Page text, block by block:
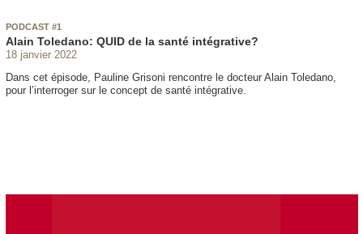
PODCAST #1
Alain Toledano: QUID de la santé intégrative?
18 janvier 2022
Dans cet épisode, Pauline Grisoni rencontre le docteur Alain Toledano,
pour l’interroger sur le concept de santé intégrative.